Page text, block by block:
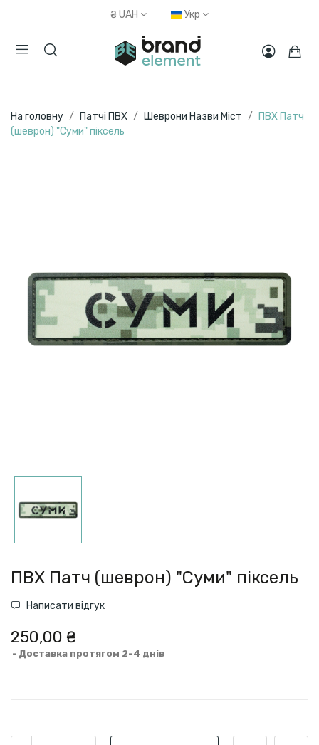
₴ UAH Укр
На головну Патчі ПВХ Шеврони Назви Міст
ПВХ Патч
(шеврон) "Суми" піксель
ПВХ Патч (шеврон) "Суми" піксель
Написати відгук
250,00 ₴
Доставка протягом 2-4 днів